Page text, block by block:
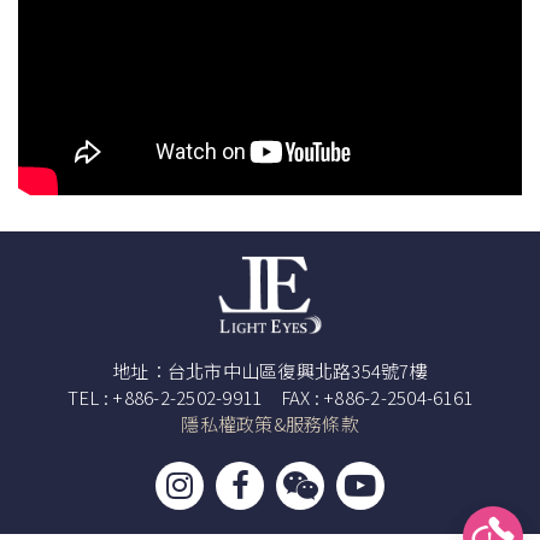
地址：台北市中山區復興北路354號7樓
TEL : +886-2-2502-9911 FAX : +886-2-2504-6161
隱私權政策&服務條款